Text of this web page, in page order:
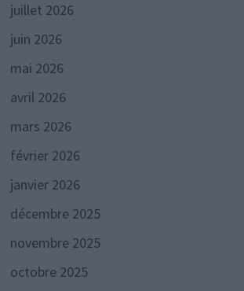
juillet 2026
juin 2026
mai 2026
avril 2026
mars 2026
février 2026
janvier 2026
décembre 2025
novembre 2025
octobre 2025